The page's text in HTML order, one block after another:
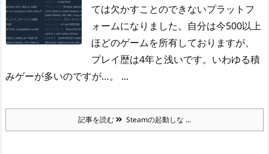
ては欠かすことのできないプラットフ
ォームになりました。 自分は今500以上
ほどのゲームを所有しておりますが、
プレイ歴は4年と浅いです。 いわゆる積
みゲーが多いのですが…。 ...
記事を読む Steamの起動しな ...